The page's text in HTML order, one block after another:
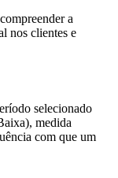
a
nos clientes e
selecionado
medida
com que um